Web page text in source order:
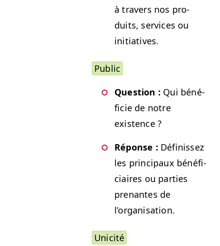
à tra­vers nos pro­
duits, ser­vices ou
initiatives.
Pub­lic
Ques­tion : Qui béné­
fi­cie de notre
existence ?
Réponse : Définis­sez
les prin­ci­paux béné­fi­
ci­aires ou par­ties
prenantes de
l’organisation.
Unic­ité